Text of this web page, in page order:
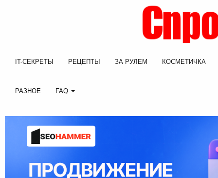
IT-СЕКРЕТЫ РЕЦЕПТЫ ЗА РУЛЕМ КОСМЕТИЧКА
РАЗНОЕ FAQ